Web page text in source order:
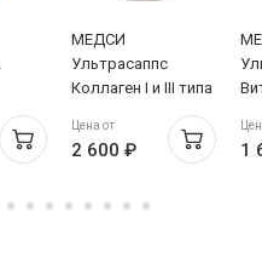
МЕДСИ
Ультрасаппс
Коллаген I и III типа
Цена от
2 600 ₽ 1